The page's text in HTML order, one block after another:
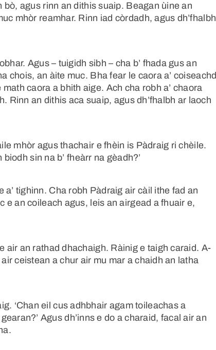
bò, agus rinn an dithis suaip. Beagan ùine an
mhòr reamhar. Rinn iad còrdadh, agus dh’fhalbh
Agus – tuigidh sibh – cha b’ fhada gus an
chois, an àite muc. Bha fear le caora a’ coiseachd
caora a bhith aige. Ach cha robh a’ chaora
Rinn an dithis aca suaip, agus dh’fhalbh ar laoch
mhòr agus thachair e fhèin is Pàdraig ri chèile.
sin na b’ fheàrr na gèadh?’
a’ tighinn. Cha robh Pàdraig air càil ithe fad an
e an coileach agus, leis an airgead a fhuair e,
air an rathad dhachaigh. Ràinig e taigh caraid. A-
ceistean a chur air mu mar a chaidh an latha
‘Chan eil cus adhbhair agam toileachas a
Agus dh’inns e do a charaid, facal air an